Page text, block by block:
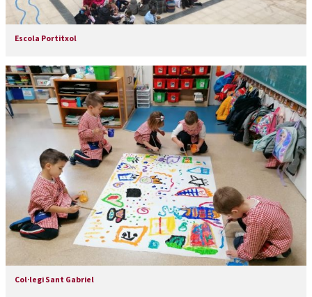
Escola Portitxol
Col·legi Sant Gabriel